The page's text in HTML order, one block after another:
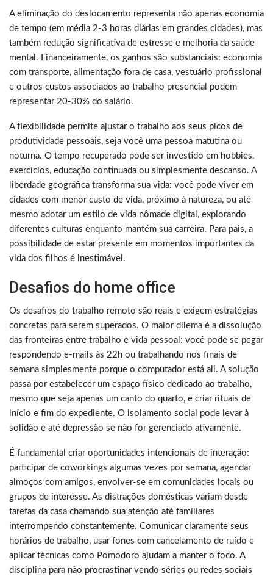
A eliminação do deslocamento representa não apenas economia
de tempo (em média 2-3 horas diárias em grandes cidades), mas
também redução significativa de estresse e melhoria da saúde
mental. Financeiramente, os ganhos são substanciais: economia
com transporte, alimentação fora de casa, vestuário profissional
e outros custos associados ao trabalho presencial podem
representar 20-30% do salário.
A flexibilidade permite ajustar o trabalho aos seus picos de
produtividade pessoais, seja você uma pessoa matutina ou
noturna. O tempo recuperado pode ser investido em hobbies,
exercícios, educação continuada ou simplesmente descanso. A
liberdade geográfica transforma sua vida: você pode viver em
cidades com menor custo de vida, próximo à natureza, ou até
mesmo adotar um estilo de vida nômade digital, explorando
diferentes culturas enquanto mantém sua carreira. Para pais, a
possibilidade de estar presente em momentos importantes da
vida dos filhos é inestimável.
Desafios do home office
Os desafios do trabalho remoto são reais e exigem estratégias
concretas para serem superados. O maior dilema é a dissolução
das fronteiras entre trabalho e vida pessoal: você pode se pegar
respondendo e-mails às 22h ou trabalhando nos finais de
semana simplesmente porque o computador está ali. A solução
passa por estabelecer um espaço físico dedicado ao trabalho,
mesmo que seja apenas um canto do quarto, e criar rituais de
início e fim do expediente. O isolamento social pode levar à
solidão e até depressão se não for gerenciado ativamente.
É fundamental criar oportunidades intencionais de interação:
participar de coworkings algumas vezes por semana, agendar
almoços com amigos, envolver-se em comunidades locais ou
grupos de interesse. As distrações domésticas variam desde
tarefas da casa chamando sua atenção até familiares
interrompendo constantemente. Comunicar claramente seus
horários de trabalho, usar fones com cancelamento de ruído e
aplicar técnicas como Pomodoro ajudam a manter o foco. A
disciplina para não procrastinar vendo séries ou redes sociais